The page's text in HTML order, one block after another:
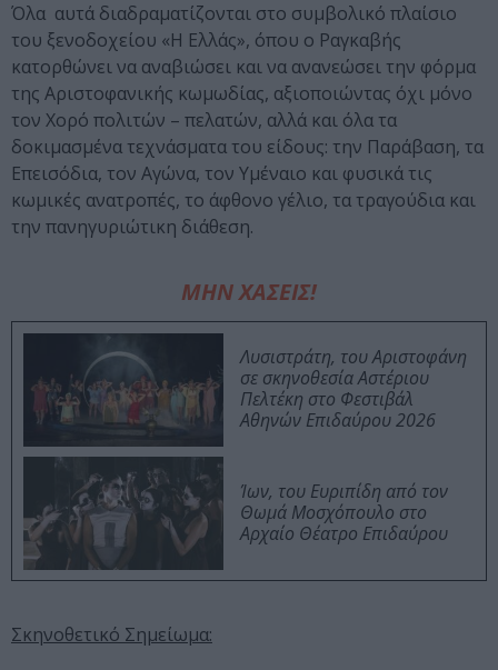
Όλα αυτά διαδραματίζονται στο συμβολικό πλαίσιο
του ξενοδοχείου «Η Ελλάς», όπου ο Ραγκαβής
κατορθώνει να αναβιώσει και να ανανεώσει την φόρμα
της Αριστοφανικής κωμωδίας, αξιοποιώντας όχι μόνο
τον Χορό πολιτών – πελατών, αλλά και όλα τα
δοκιμασμένα τεχνάσματα του είδους: την Παράβαση, τα
Επεισόδια, τον Αγώνα, τον Υμέναιο και φυσικά τις
κωμικές ανατροπές, το άφθονο γέλιο, τα τραγούδια και
την πανηγυριώτικη διάθεση.
ΜΗΝ ΧΑΣΕΙΣ!
Λυσιστράτη, του Αριστοφάνη
σε σκηνοθεσία Αστέριου
Πελτέκη στο Φεστιβάλ
Αθηνών Επιδαύρου 2026
Ίων, του Ευριπίδη από τον
Θωμά Μοσχόπουλο στο
Αρχαίο Θέατρο Επιδαύρου
Σκηνοθετικό Σημείωμα: